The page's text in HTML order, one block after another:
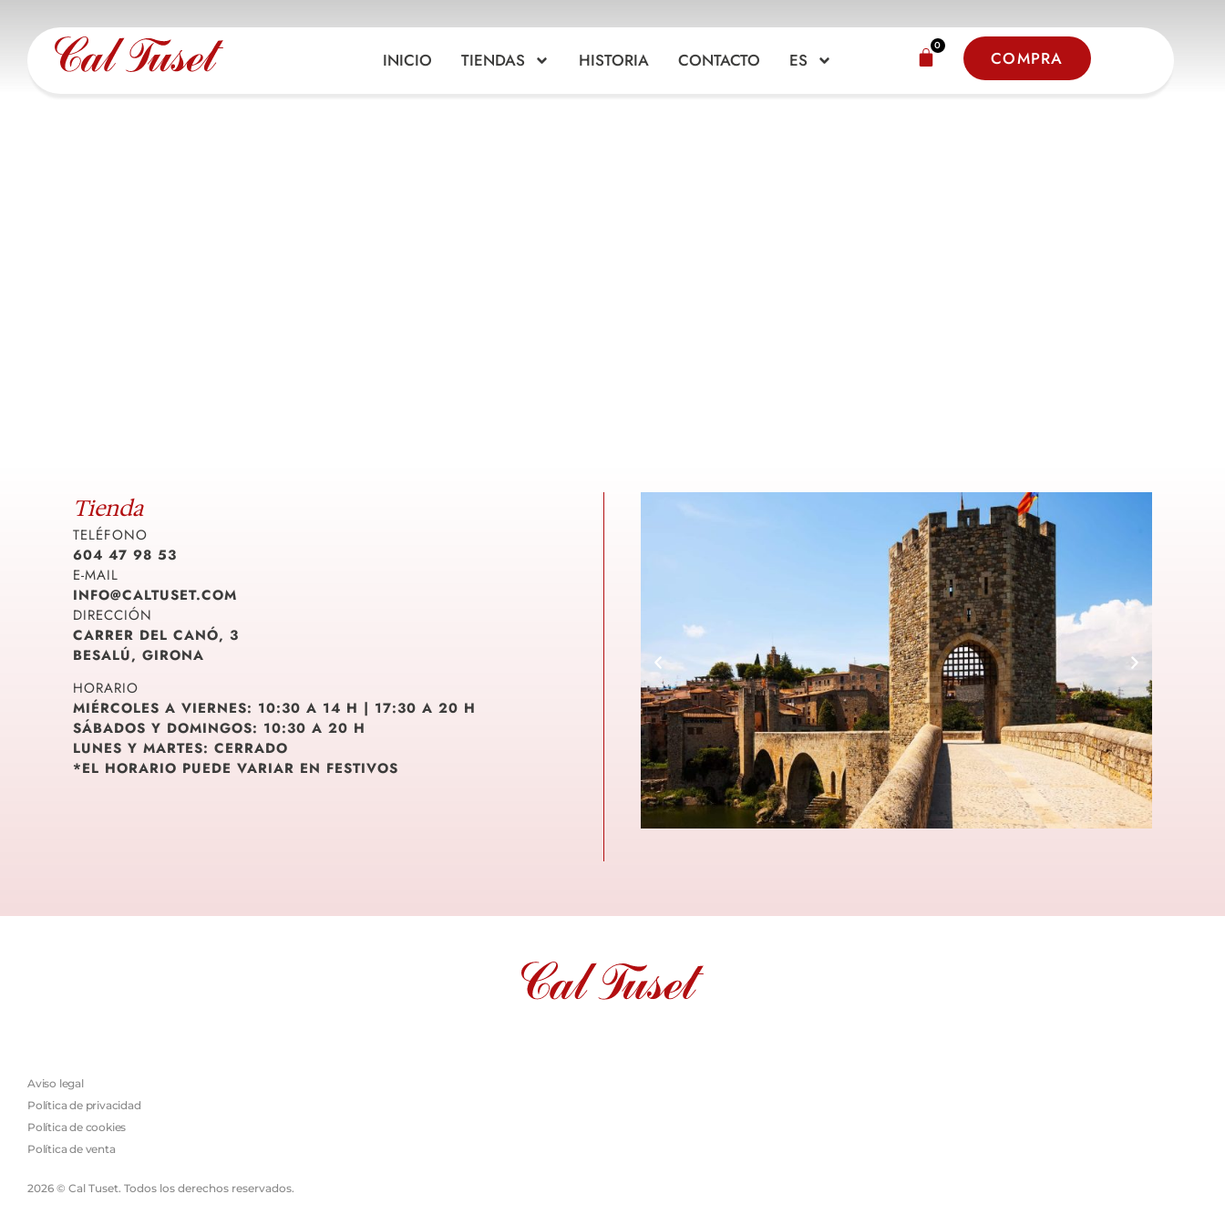
INICIO TIENDAS HISTORIA CONTACTO ES
0
COMPRA
Tienda
TELÉFONO
604 47 98 53
E-MAIL
INFO@CALTUSET.COM
DIRECCIÓN
CARRER DEL CANÓ, 3
BESALÚ, GIRONA
HORARIO
MIÉRCOLES A VIERNES: 10:30 A 14 H | 17:30 A 20 H
SÁBADOS Y DOMINGOS: 10:30 A 20 H
LUNES Y MARTES: CERRADO
*EL HORARIO PUEDE VARIAR EN FESTIVOS
Aviso legal
Política de privacidad
Política de cookies
Política de venta
2026 © Cal Tuset. Todos los derechos reservados.